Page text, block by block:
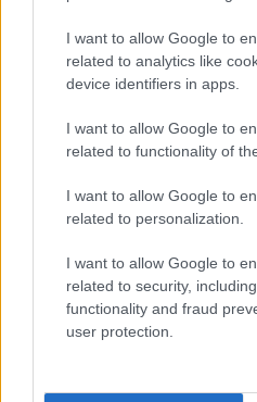
I want to allow Google to
related to analytics like
device identifiers in apps.
I want to allow Google to
related to functionality of
I want to allow Google to
related to personalization.
I want to allow Google to
related to security,
functionality and fraud
user protection.